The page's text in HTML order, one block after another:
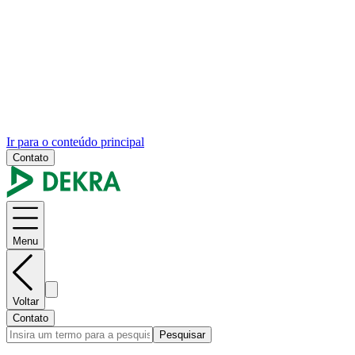
Ir para o conteúdo principal
Contato
Menu
Voltar
Contato
Pesquisar